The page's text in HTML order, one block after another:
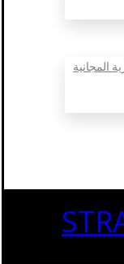
المجانية